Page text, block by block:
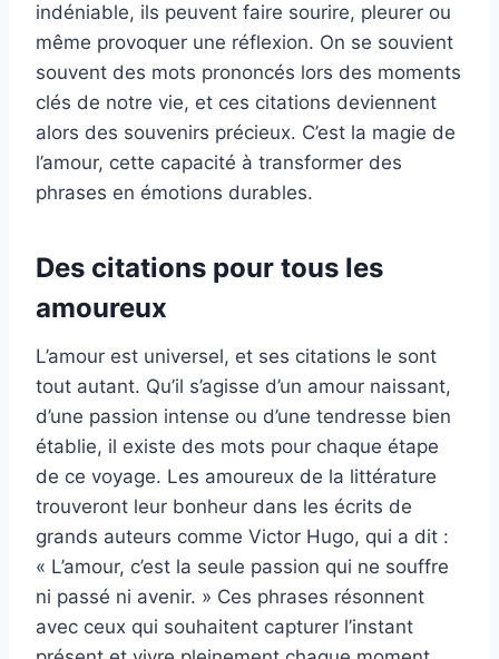
indéniable, ils peuvent faire sourire, pleurer ou
même provoquer une réflexion. On se souvient
souvent des mots prononcés lors des moments
clés de notre vie, et ces citations deviennent
alors des souvenirs précieux. C’est la magie de
l’amour, cette capacité à transformer des
phrases en émotions durables.
Des citations pour tous les
amoureux
L’amour est universel, et ses citations le sont
tout autant. Qu’il s’agisse d’un amour naissant,
d’une passion intense ou d’une tendresse bien
établie, il existe des mots pour chaque étape
de ce voyage. Les amoureux de la littérature
trouveront leur bonheur dans les écrits de
grands auteurs comme Victor Hugo, qui a dit :
« L’amour, c’est la seule passion qui ne souffre
ni passé ni avenir. » Ces phrases résonnent
avec ceux qui souhaitent capturer l’instant